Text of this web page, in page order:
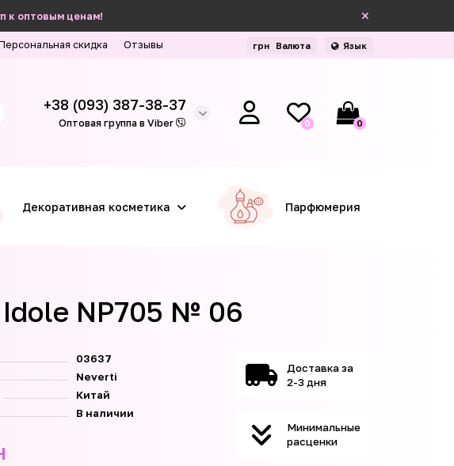
к оптовым ценам!
скидка Отзывы грн Валюта Язык
+38 (093) 387-38-37
Оптовая группа в Viber 0 0
Декоративная косметика Парфюмерия
Idole NP705 № 06
03637
Neverti
Китай
В наличии
Доставка за
2-3 дня
Минимальные
расценки